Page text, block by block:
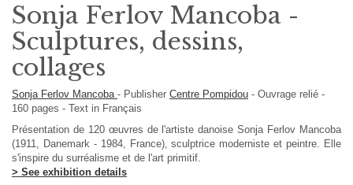
Sonja Ferlov Mancoba -
Sculptures, dessins,
collages
Sonja Ferlov Mancoba - Publisher Centre Pompidou - Ouvrage relié -
160 pages - Text in Français
Présentation de 120 œuvres de l'artiste danoise Sonja Ferlov Mancoba
(1911, Danemark - 1984, France), sculptrice moderniste et peintre. Elle
s'inspire du surréalisme et de l'art primitif.
> See exhibition details